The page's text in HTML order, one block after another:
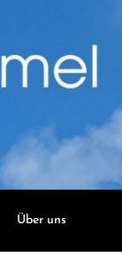
Über uns